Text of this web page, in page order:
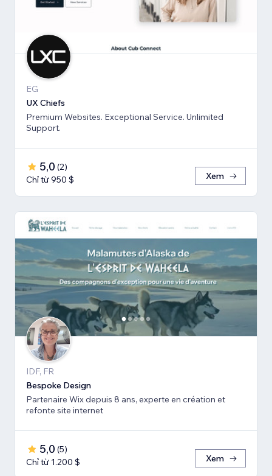
EG
UX Chiefs
Premium Websites. Exceptional Service. Unlimited
Support.
5,0 (2)
Chỉ từ 950 $
Xem
IDF, FR
Bespoke Design
Partenaire Wix depuis 8 ans, experte en création et
refonte site internet
5,0 (5)
Chỉ từ 1.200 $
Xem